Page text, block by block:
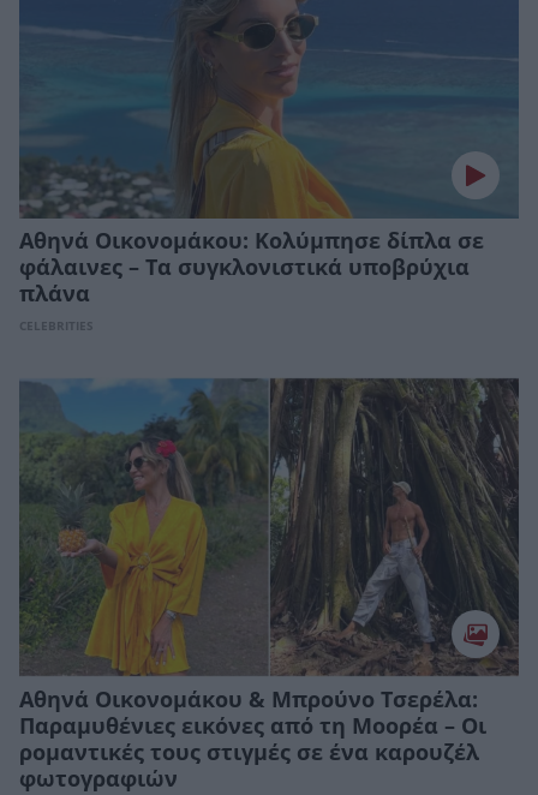
Αθηνά Οικονομάκου: Κολύμπησε δίπλα σε
φάλαινες – Τα συγκλονιστικά υποβρύχια
πλάνα
CELEBRITIES
Αθηνά Οικονομάκου & Μπρούνο Τσερέλα:
Παραμυθένιες εικόνες από τη Μοορέα – Οι
ρομαντικές τους στιγμές σε ένα καρουζέλ
φωτογραφιών